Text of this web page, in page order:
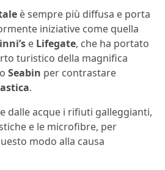
è sempre più diffusa e porta
iniziative come quella
e Lifegate, che ha portato
turistico della magnifica
Seabin per contrastare
.
dalle acque i rifiuti galleggianti,
e le microfibre, per
modo alla causa